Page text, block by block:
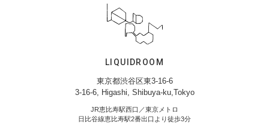
LIQUIDROOM
東京都渋谷区東3-16-6
3-16-6, Higashi, Shibuya-ku,Tokyo
JR恵比寿駅西口／東京メトロ
日比谷線恵比寿駅2番出口より徒歩3分